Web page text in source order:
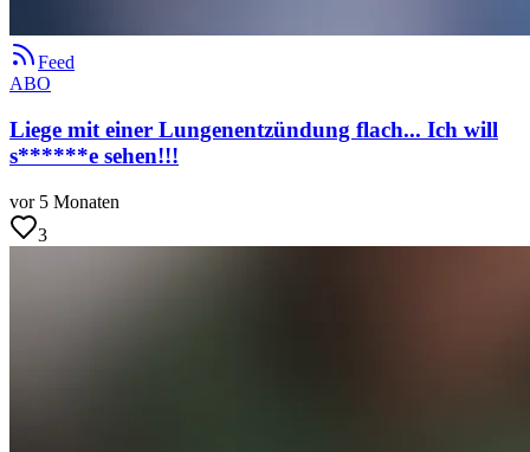
Feed
ABO
Liege mit einer Lungenentzündung flach... Ich will
s******e sehen!!!
vor 5 Monaten
3